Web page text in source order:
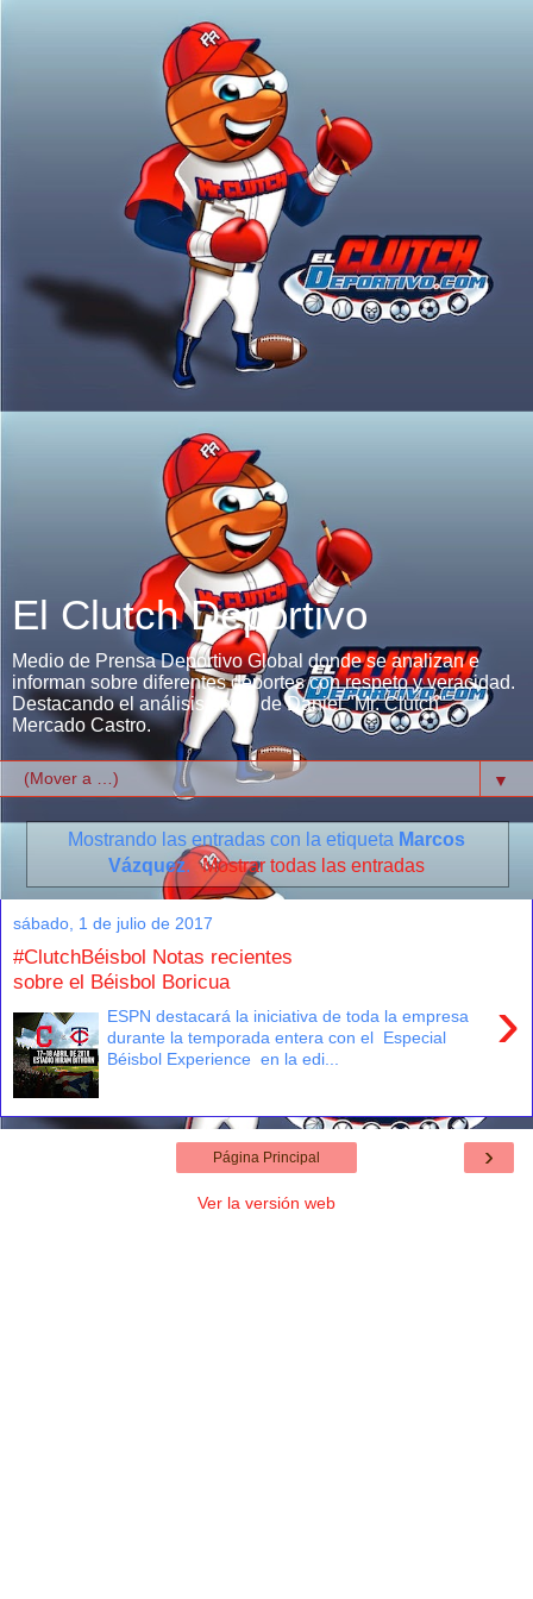
El Clutch Deportivo
Medio de Prensa Deportivo Global donde se analizan e
informan sobre diferentes deportes con respeto y veracidad.
Destacando el análisis único de Daniel "Mr. Clutch"
Mercado Castro.
▼
Mostrando las entradas con la etiqueta Marcos
Vázquez. Mostrar todas las entradas
sábado, 1 de julio de 2017
#ClutchBéisbol Notas recientes
sobre el Béisbol Boricua
›
ESPN destacará la iniciativa de toda la empresa
durante la temporada entera con el Especial
Béisbol Experience en la edi...
›
Página Principal
Ver la versión web